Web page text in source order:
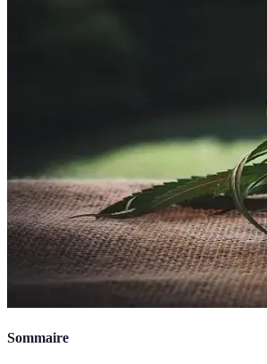
Sommaire